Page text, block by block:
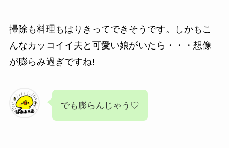
掃除も料理もはりきってできそうです。しかもこ
んなカッコイイ夫と可愛い娘がいたら・・・想像
が膨らみ過ぎですね!
でも膨らんじゃう♡